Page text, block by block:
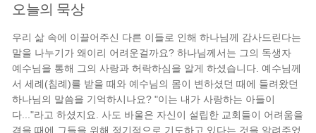
오늘의 묵상
우리 삶 속에 이끌어주신 다른 이들로 인해 하나님께 감사드린다는
말을 나누기가 왜이리 어려운걸까요? 하나님께서는 그의 독생자
예수님을 통해 그의 사랑과 허락하심을 알게 하셨습니다. 예수님께
서 세례(침례)를 받을 때와 예수님의 몸이 변하셨던 때에 들려왔던
하나님의 말씀을 기억하시나요? "이는 내가 사랑하는 아들이
다..."라고 하셨지요. 사도 바울은 자신이 설립한 교회들이 어려움을
겪을 때에 그들을 위해 정기적으로 기도하고 있다는 것을 알려주었